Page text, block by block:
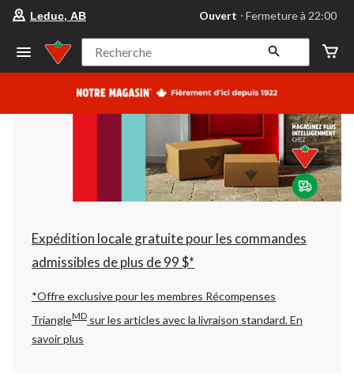
votre
préféré
Leduc,
AB,
courament
Fermeture
à
22:00
cliquer
pour
changer
Leduc, AB Ouvert ⋅ Fermeture à 22:00
Recherche
Expédition locale gratuite pour les commandes
admissibles de plus de 99 $*
*Offre exclusive pour les membres Récompenses
TriangleMD sur les articles avec la livraison standard.En
savoir plus